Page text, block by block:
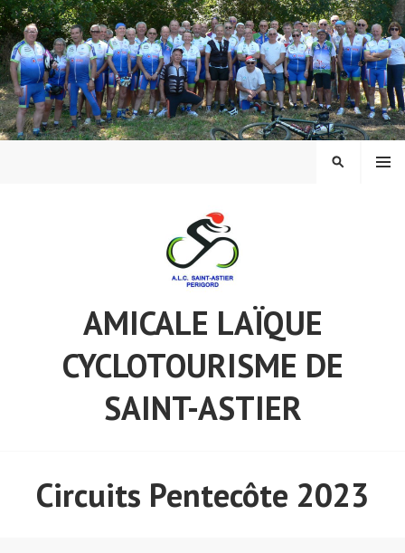
Aller
au
contenu
principal
AMICALE LAÏQUE
CYCLOTOURISME DE
SAINT-ASTIER
MENU
Circuits Pentecôte 2023